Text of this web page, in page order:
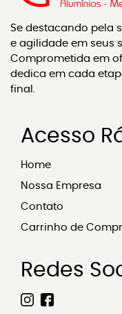
Se destacando pela
e agilidade em seus
Comprometida em
dedica em cada
final.
Acesso
Home
Nossa Empresa
Contato
Carrinho de
Redes